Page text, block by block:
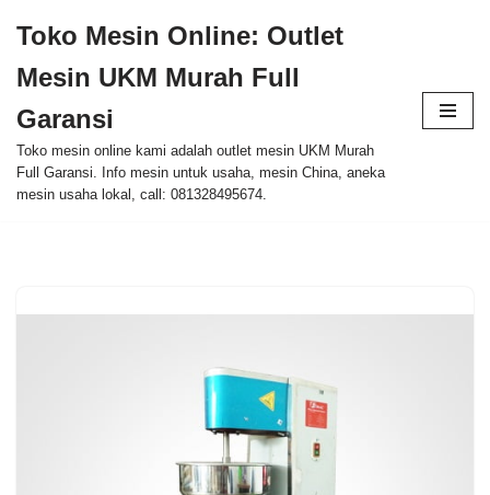
to
content
Toko Mesin Online: Outlet
Mesin UKM Murah Full
Garansi
Toko mesin online kami adalah outlet mesin UKM Murah
Full Garansi. Info mesin untuk usaha, mesin China, aneka
mesin usaha lokal, call: 081328495674.